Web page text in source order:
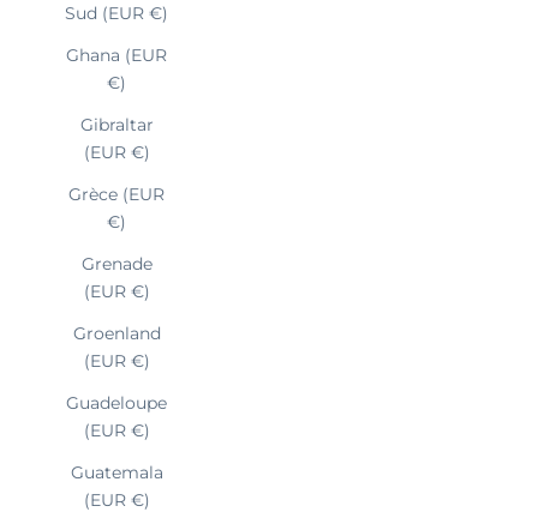
Sud (EUR €)
Ghana (EUR
€)
Gibraltar
(EUR €)
Grèce (EUR
€)
Grenade
(EUR €)
Groenland
(EUR €)
Guadeloupe
(EUR €)
Guatemala
(EUR €)